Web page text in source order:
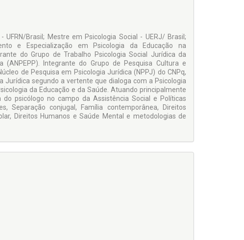
Brasil; Mestre em Psicologia Social - UERJ/ Brasil;
e Especialização em Psicologia da Educação na
do Grupo de Trabalho Psicologia Social Jurídica da
(ANPEPP). Integrante do Grupo de Pesquisa Cultura e
de Pesquisa em Psicologia Jurídica (NPPJ) do CNPq,
segundo a vertente que dialoga com a Psicologia
da Educação e da Saúde. Atuando principalmente
psicólogo no campo da Assistência Social e Políticas
Separação conjugal, Família contemporânea, Direitos
Direitos Humanos e Saúde Mental e metodologias de